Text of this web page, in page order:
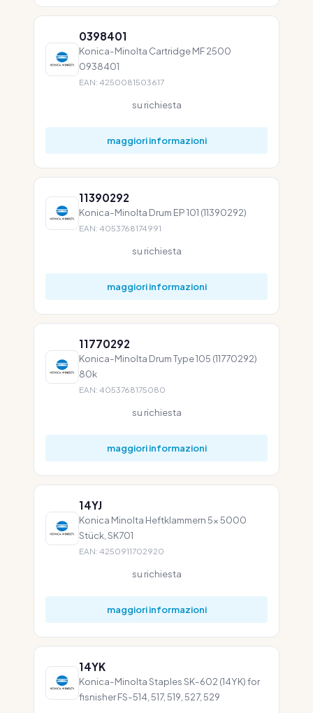
0398401
Konica-Minolta Cartridge MF 2500
0938401
EAN: 4250081503617
su richiesta
maggiori informazioni
11390292
Konica-Minolta Drum EP 101 (11390292)
EAN: 4053768174991
su richiesta
maggiori informazioni
11770292
Konica-Minolta Drum Type 105 (11770292)
80k
EAN: 4053768175080
su richiesta
maggiori informazioni
14YJ
Konica Minolta Heftklammern 5x 5000
Stück, SK701
EAN: 4250911702920
su richiesta
maggiori informazioni
14YK
Konica-Minolta Staples SK-602 (14YK) for
fisnisher FS-514, 517, 519, 527, 529